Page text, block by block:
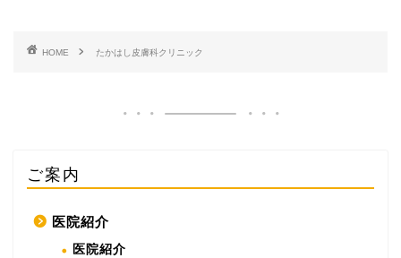
HOME たかはし皮膚科クリニック
ご案内
医院紹介
医院紹介